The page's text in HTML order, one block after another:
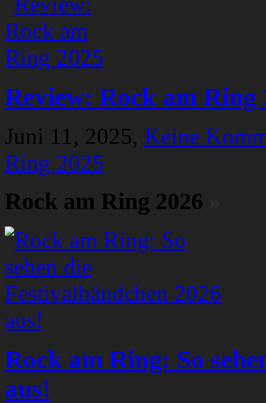
Review: Rock am Ring
Juni 11, 2025, Keine
Ring 2025
Rock am Ring 2026
Rock am Ring: So
aus!